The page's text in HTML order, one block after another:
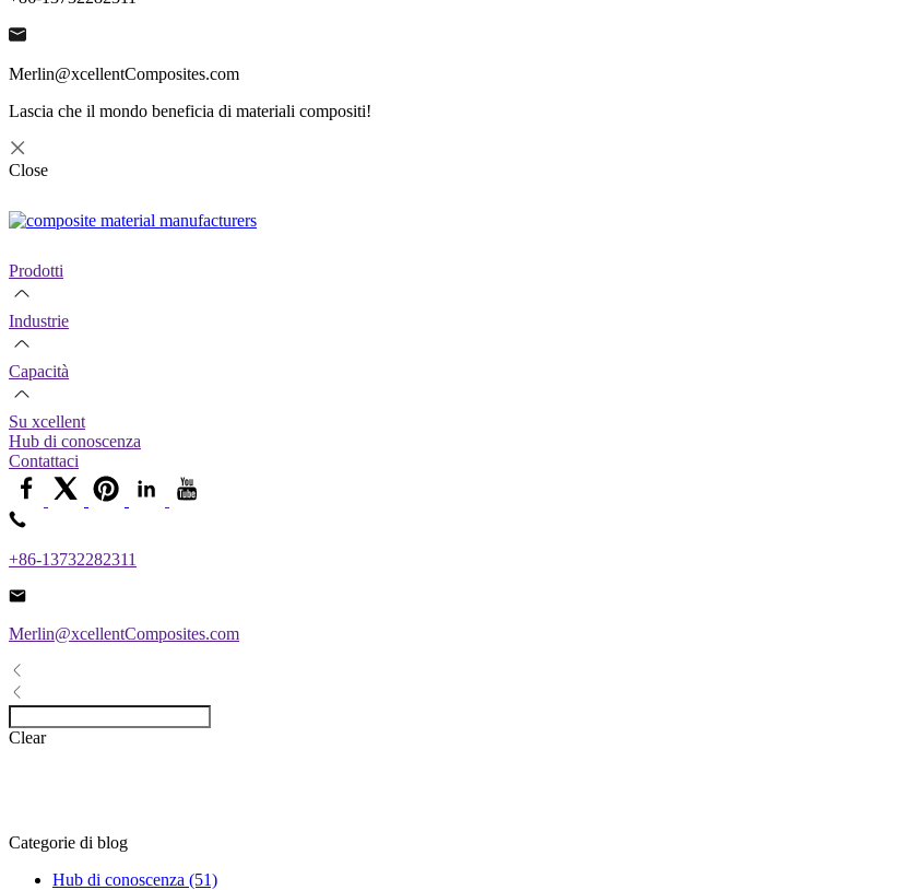
Merlin@xcellentComposites.com
Lascia che il mondo beneficia di materiali compositi!
Close
Prodotti
Industrie
Capacità
Su xcellent
Hub di conoscenza
Contattaci
+86-13732282311
Merlin@xcellentComposites.com
Clear
Categorie di blog
Hub di conoscenza (51)